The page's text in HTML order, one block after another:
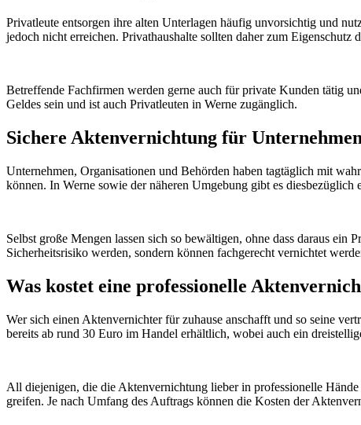
Privatleute entsorgen ihre alten Unterlagen häufig unvorsichtig und
jedoch nicht erreichen. Privathaushalte sollten daher zum Eigenschutz
Betreffende Fachfirmen werden gerne auch für private Kunden tätig
Geldes sein und ist auch Privatleuten in Werne zugänglich.
Sichere Aktenvernichtung für
Unternehmen, Organisationen und Behörden haben tagtäglich mit
können. In Werne sowie der näheren Umgebung gibt es
Selbst große Mengen lassen sich so bewältigen, ohne dass daraus
Sicherheitsrisiko werden, sondern können fachgerecht vernichtet
Was kostet eine professionelle
Wer sich einen Aktenvernichter für zuhause anschafft und so seine
bereits ab rund 30 Euro im Handel erhältlich, wobei auch ein
All diejenigen, die die Aktenvernichtung lieber in professionelle
greifen. Je nach Umfang des Auftrags können die Kosten der